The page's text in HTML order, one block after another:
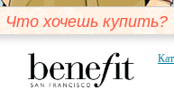
Что хочешь купить?